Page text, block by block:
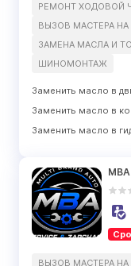
РЕМОНТ ХОДOВОЙ
ВЫЗОВ МАСТЕРА
ЗАМЕНА МАСЛА И
ШИНОМОНТАЖ
ВЫЗОВ МАСТЕРА